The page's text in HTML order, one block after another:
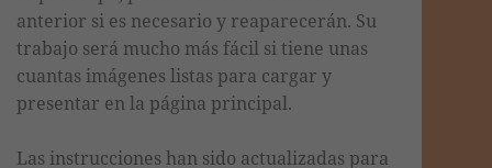
anterior si es necesario y reaparecerán. Su
trabajo será mucho más fácil si tiene unas
cuantas imágenes listas para cargar y
presentar en la página principal.
Las instrucciones han sido actualizadas para